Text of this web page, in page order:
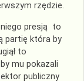
rzędzie.
niego presją to
partię która by
to
mu pokazali
publiczny